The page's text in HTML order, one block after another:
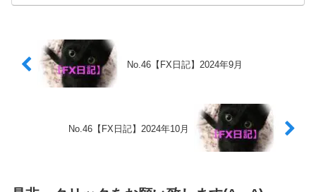
No.46【FX日記】2024年9月
No.46【FX日記】2024年10月